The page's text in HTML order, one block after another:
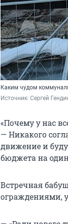
Каким чудом
Источник: Сергей
«Почему у нас
— Никакого
движение и
бюджета на
Встречная
ограждениями,